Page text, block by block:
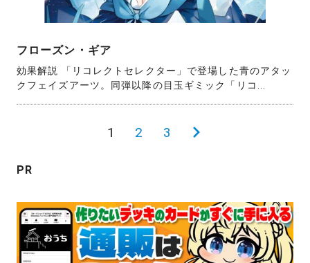
フローズン・ギア
効果解説 「リコレクトセレクター」で登場した青のアタッ
クフェイズアーツ。同弾以降の目玉ギミック「リコ...
の
ペ
ー
ジ
1 2 3
次
ー
ジ
PR